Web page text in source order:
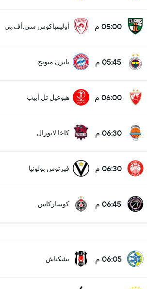
05:00 م أوليمباكوس سي.أف.بي
05:45 م بايرن ميونخ
06:00 م هبوعيل تل أبيب
06:30 م كاخا لابورال
06:30 م فيرتوس بولونيا
06:45 م كوساركاس
06:05 م بشكتاش